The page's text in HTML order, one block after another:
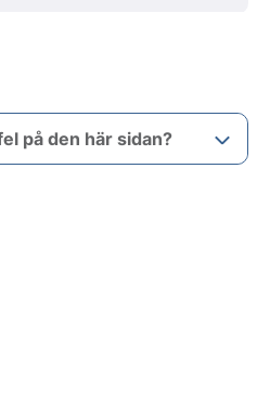
på den här sidan?